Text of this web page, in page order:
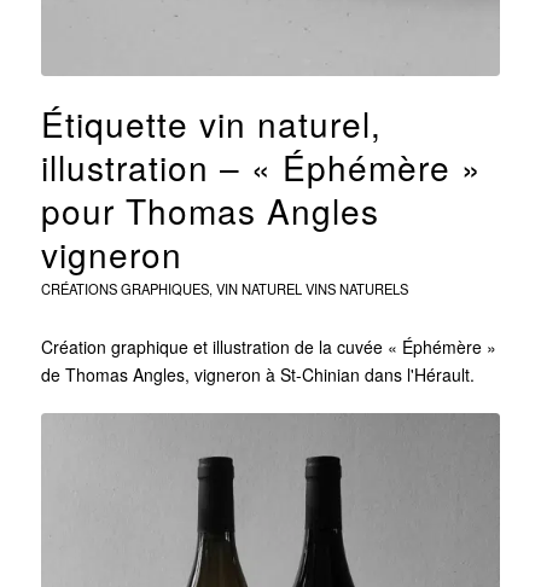
Étiquette vin naturel,
illustration – « Éphémère »
pour Thomas Angles
vigneron
CRÉATIONS GRAPHIQUES, VIN NATUREL VINS NATURELS
Création graphique et illustration de la cuvée « Éphémère »
de Thomas Angles, vigneron à St-Chinian dans l'Hérault.